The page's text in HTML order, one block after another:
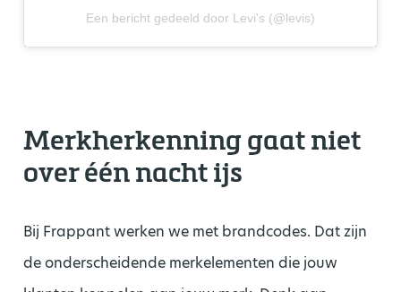
Een bericht gedeeld door Levi's (@levis)
Merkherkenning gaat niet
over één nacht ijs
Bij Frappant werken we met brandcodes. Dat zijn
de onderscheidende merkelementen die jouw